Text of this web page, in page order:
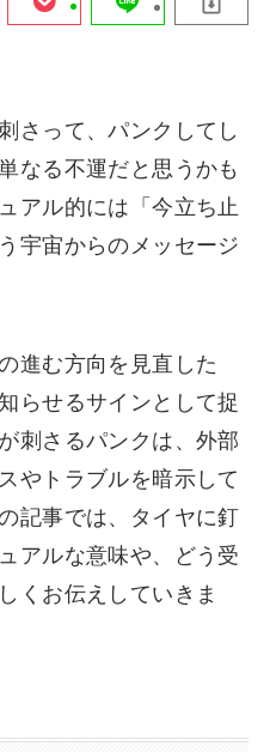
さって、パンクしてし
なる不運だと思うかも
アル的には「今立ち止
宇宙からのメッセージ
進む方向を見直した
らせるサインとして捉
刺さるパンクは、外部
やトラブルを暗示して
記事では、タイヤに釘
アルな意味や、どう受
くお伝えしていきま